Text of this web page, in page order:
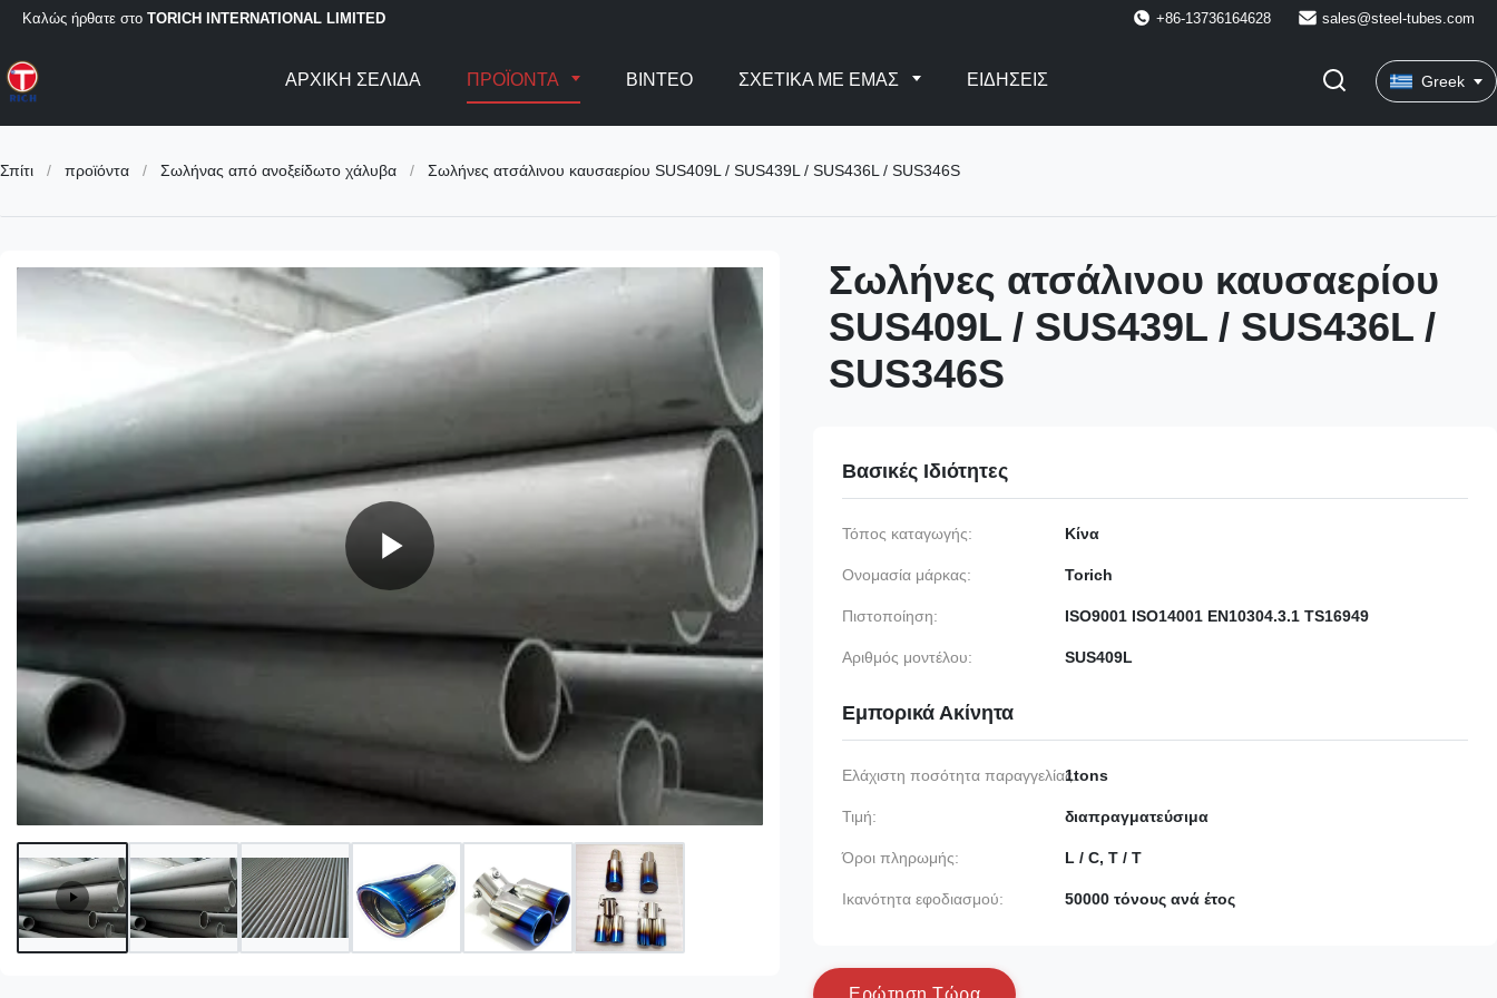
Καλώς ήρθατε στο TORICH INTERNATIONAL LIMITED +86-13736164628 sales@steel-tubes.com
ΑΡΧΙΚΉ ΣΕΛΊΔΑ ΠΡΟΪΌΝΤΑ ΒΊΝΤΕΟ ΣΧΕΤΙΚΆ ΜΕ ΕΜΆΣ ΕΙΔΉΣΕΙΣ Greek
Σπίτι / προϊόντα / Σωλήνας από ανοξείδωτο χάλυβα / Σωλήνες ατσάλινου καυσαερίου SUS409L / SUS439L / SUS436L / SUS346S
Σωλήνες ατσάλινου καυσαερίου
SUS409L / SUS439L / SUS436L /
SUS346S
Βασικές Ιδιότητες
Τόπος καταγωγής: Κίνα
Ονομασία μάρκας: Torich
Πιστοποίηση: ISO9001 ISO14001 EN10304.3.1 TS16949
Αριθμός μοντέλου: SUS409L
Εμπορικά Ακίνητα
Ελάχιστη ποσότητα παραγγελίας:1tons
Τιμή: διαπραγματεύσιμα
Όροι πληρωμής: L / C, T / T
Ικανότητα εφοδιασμού: 50000 τόνους ανά έτος
Ερώτηση Τώρα